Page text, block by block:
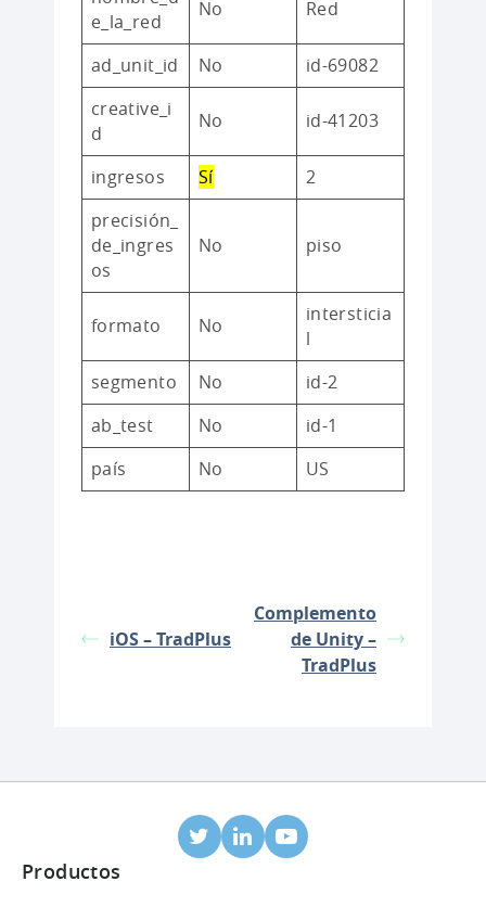
e_la_red
No Red
ad_unit_id No
id-69082
creative_i
d
No id-41203
ingresos Sí
2
precisión_
de_ingres
os
No piso
formato No
intersticia
l
segmento
No
id-2
ab_test
No
id-1
país
No US
iOS – TradPlus
Complemento
de Unity –
TradPlus
Productos